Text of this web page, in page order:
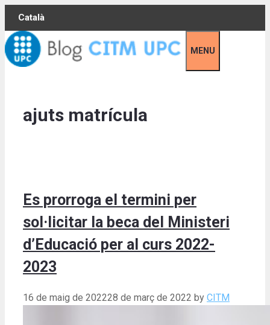
Skip
content
Català
MENU
ajuts matrícula
Es prorroga el termini per
sol·licitar la beca del Ministeri
d’Educació per al curs 2022-
2023
16 de maig de 202228 de març de 2022 by CITM